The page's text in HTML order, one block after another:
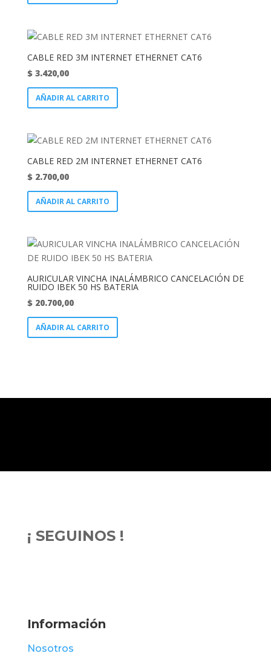
CABLE RED 3M INTERNET ETHERNET CAT6
$3.420,00
AÑADIR AL CARRITO
CABLE RED 2M INTERNET ETHERNET CAT6
$2.700,00
AÑADIR AL CARRITO
AURICULAR VINCHA INALÁMBRICO CANCELACIÓN DE
RUIDO IBEK 50 HS BATERIA
$20.700,00
AÑADIR AL CARRITO
¡ SEGUINOS !
Información
Nosotros